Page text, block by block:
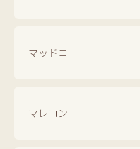
マッドコー
マレコン